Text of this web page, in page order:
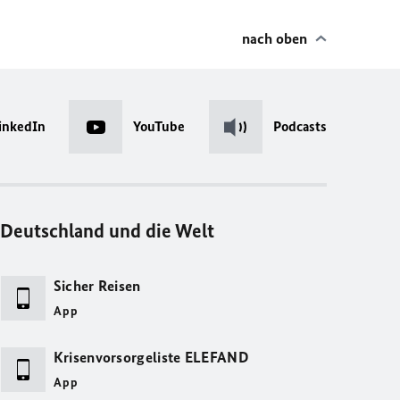
nach oben
YouTube Podcasts
Deutschland und die Welt
Sicher Reisen
App
Krisenvorsorgeliste ELEFAND
App